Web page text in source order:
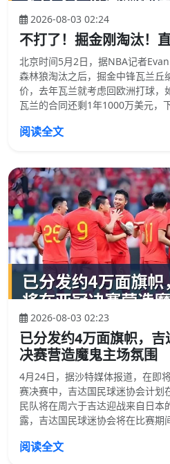
2026-08-03 02:24
不打了！掘金刚淘汰！
北京时间5月2日，据NBA记者
森林狼淘汰之后，掘金中锋瓦兰丘
价，去年瓦兰就考虑回欧洲打球，
瓦兰的合同还剩1年1000万美元，
阅读全文
2026-08-03 02:23
已分发约4万面旗帜，
决赛营造魔鬼主场氛围
4月24日，据沙特媒体报道，在即
赛决赛中，吉达国民球迷协会计划
民队将在周六于吉达迎战来自日本
露，吉达国民球迷协会将在比赛期
阅读全文